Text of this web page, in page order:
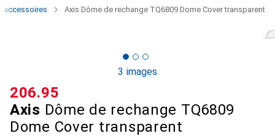
accessoires Axis Dôme de rechange TQ6809 Dome Cover transparent
3 images
Axis Dôme de rechange TQ6809
Dome Cover transparent
CHF
206.95